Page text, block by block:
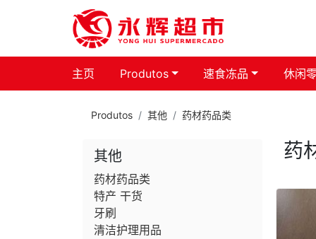
主页 Produtos 速食冻品 休闲
Produtos 其他 药材药品类
其他
药材药品类
特产 干货
牙刷
清洁护理用品
药